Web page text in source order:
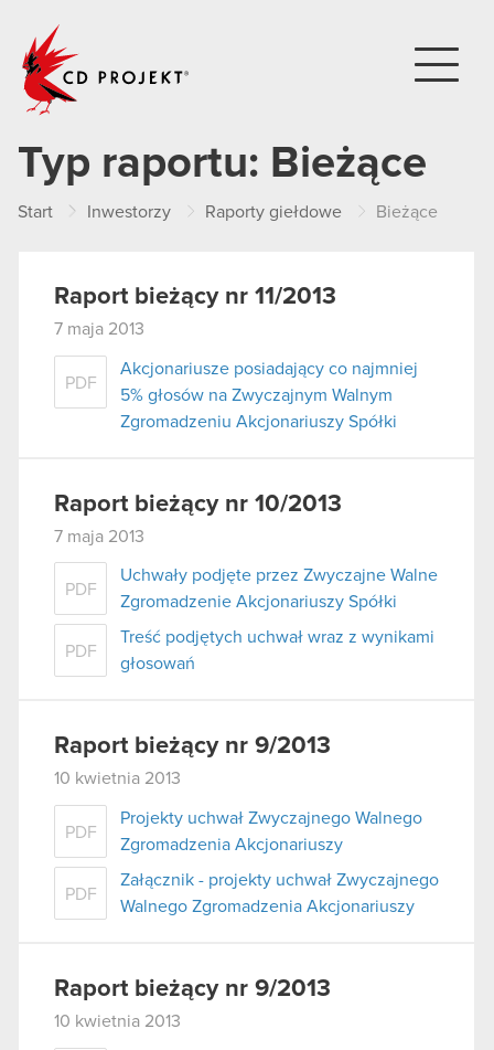
Typ raportu: Bieżące
Start Inwestorzy Raporty giełdowe Bieżące
Raport bieżący nr 11/2013
7 maja 2013
PDF
Akcjonariusze posiadający co najmniej
5% głosów na Zwyczajnym Walnym
Zgromadzeniu Akcjonariuszy Spółki
Raport bieżący nr 10/2013
7 maja 2013
PDF
Uchwały podjęte przez Zwyczajne Walne
Zgromadzenie Akcjonariuszy Spółki
PDF
Treść podjętych uchwał wraz z wynikami
głosowań
Raport bieżący nr 9/2013
10 kwietnia 2013
PDF
Projekty uchwał Zwyczajnego Walnego
Zgromadzenia Akcjonariuszy
PDF
Załącznik - projekty uchwał Zwyczajnego
Walnego Zgromadzenia Akcjonariuszy
Raport bieżący nr 9/2013
10 kwietnia 2013